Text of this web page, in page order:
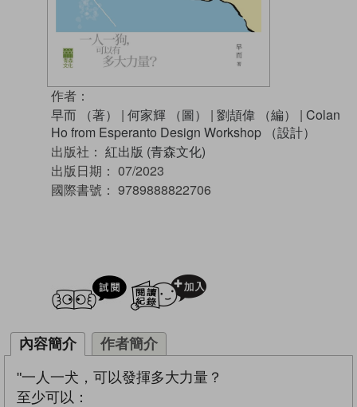
作者：
早而 （著）
| 何家輝 （圖） | 劉頡偉 （編） | Colan
Ho from Esperanto Design Workshop （設計）
出版社： 紅出版 (青森文化)
出版日期： 07/2023
國際書號： 9789888822706
試閲
內容簡介 作者簡介
"一人一犬，可以發揮多大力量？
至少可以：